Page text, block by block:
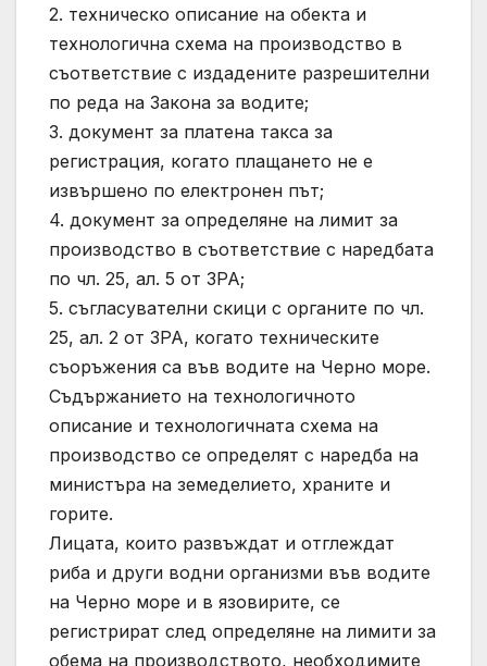
2. техническо описание на обекта и
технологична схема на производство в
съответствие с издадените разрешителни
по реда на Закона за водите;
3. документ за платена такса за
регистрация, когато плащането не е
извършено по електронен път;
4. документ за определяне на лимит за
производство в съответствие с наредбата
по чл. 25, ал. 5 от ЗРА;
5. съгласувателни скици с органите по чл.
25, ал. 2 от ЗРА, когато техническите
съоръжения са във водите на Черно море.
Съдържанието на технологичното
описание и технологичната схема на
производство се определят с наредба на
министъра на земеделието, храните и
горите.
Лицата, които развъждат и отглеждат
риба и други водни организми във водите
на Черно море и в язовирите, се
регистрират след определяне на лимити за
обема на производството, необходимите